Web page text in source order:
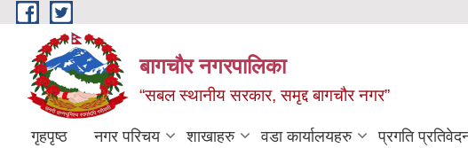
Skip to main content
बागचौर नगरपालिका
“सबल स्थानीय सरकार, समृद्द बागचौर नगर”
गृहपृष्ठ नगर परिचय शाखाहरु वडा ‍कार्यालयहरु प्रगति